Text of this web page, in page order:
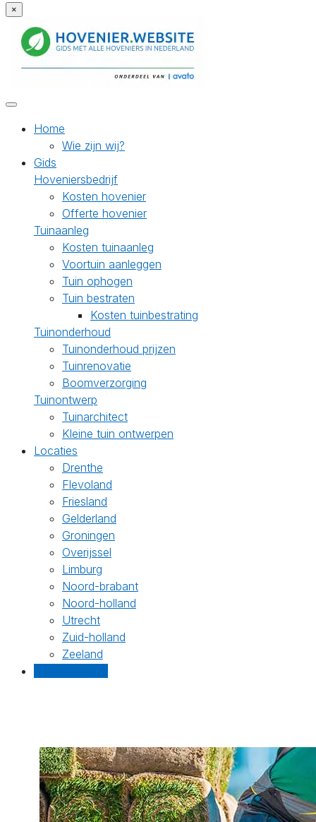
×
Home
Wie zijn wij?
Gids
Hoveniersbedrijf
Kosten hovenier
Offerte hovenier
Tuinaanleg
Kosten tuinaanleg
Voortuin aanleggen
Tuin ophogen
Tuin bestraten
Kosten tuinbestrating
Tuinonderhoud
Tuinonderhoud prijzen
Tuinrenovatie
Boomverzorging
Tuinontwerp
Tuinarchitect
Kleine tuin ontwerpen
Locaties
Drenthe
Flevoland
Friesland
Gelderland
Groningen
Overijssel
Limburg
Noord-brabant
Noord-holland
Utrecht
Zuid-holland
Zeeland